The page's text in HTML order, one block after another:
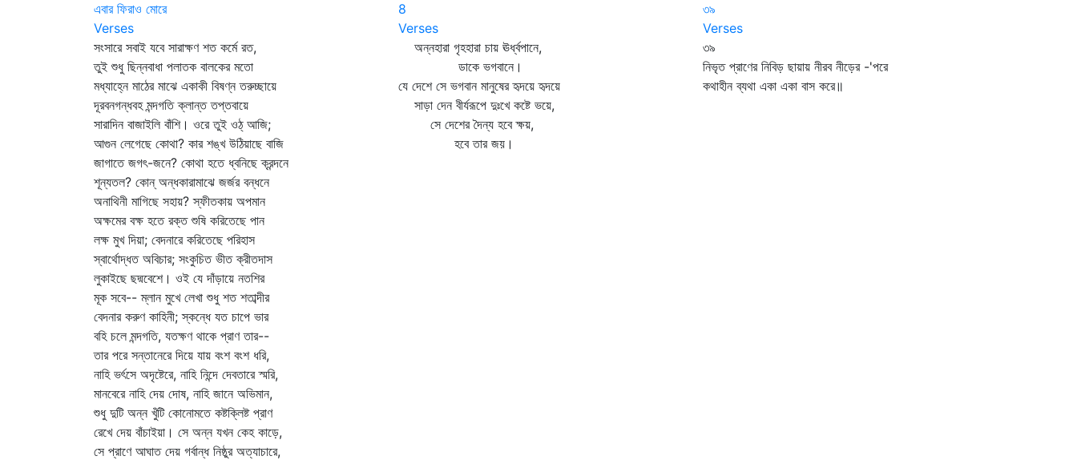
এবার ফিরাও মোরে
Verses
সংসারে সবাই যবে সারাক্ষণ শত কর্মে রত,
তুই শুধু ছিন্নবাধা পলাতক বালকের মতো
মধ্যাহ্নে মাঠের মাঝে একাকী বিষণ্ন তরুচ্ছায়ে
দূরবনগন্ধবহ মন্দগতি ক্লান্ত তপ্তবায়ে
সারাদিন বাজাইলি বাঁশি। ওরে তুই ওঠ্‌ আজি;
আগুন লেগেছে কোথা? কার শঙ্খ উঠিয়াছে বাজি
জাগাতে জগৎ-জনে? কোথা হতে ধ্বনিছে ক্রন্দনে
শূন্যতল? কোন্‌ অন্ধকারামাঝে জর্জর বন্ধনে
অনাথিনী মাগিছে সহায়? স্ফীতকায় অপমান
অক্ষমের বক্ষ হতে রক্ত শুষি করিতেছে পান
লক্ষ মুখ দিয়া; বেদনারে করিতেছে পরিহাস
স্বার্থোদ্ধত অবিচার; সংকুচিত ভীত ক্রীতদাস
লুকাইছে ছদ্মবেশে। ওই যে দাঁড়ায়ে নতশির
মূক সবে-- ম্লান মুখে লেখা শুধু শত শতাব্দীর
বেদনার করুণ কাহিনী; স্কন্ধে যত চাপে ভার
বহি চলে মন্দগতি, যতক্ষণ থাকে প্রাণ তার--
তার পরে সন্তানেরে দিয়ে যায় বংশ বংশ ধরি,
নাহি ভর্ৎসে অদৃষ্টেরে, নাহি নিন্দে দেবতারে স্মরি,
মানবেরে নাহি দেয় দোষ, নাহি জানে অভিমান,
শুধু দুটি অন্ন খুঁটি কোনোমতে কষ্টক্লিষ্ট প্রাণ
রেখে দেয় বাঁচাইয়া। সে অন্ন যখন কেহ কাড়ে,
সে প্রাণে আঘাত দেয় গর্বান্ধ নিষ্ঠুর অত্যাচারে,
8
Verses
অন্নহারা গৃহহারা চায় ঊর্ধ্বপানে,
ডাকে ভগবানে।
যে দেশে সে ভগবান মানুষের হৃদয়ে হৃদয়ে
সাড়া দেন বীর্যরূপে দুঃখে কষ্টে ভয়ে,
সে দেশের দৈন্য হবে ক্ষয়,
হবে তার জয়।
৩৯
Verses
৩৯
নিভৃত প্রাণের নিবিড় ছায়ায় নীরব নীড়ের -'পরে
কথাহীন ব্যথা একা একা বাস করে॥